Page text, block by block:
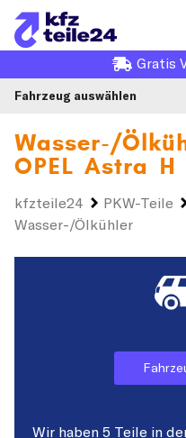
Gratis
Fahrzeug auswählen
Wasser-/
OPEL Astra H
kfzteile24 PKW-Teile
Wasser-/Ölkühler
Wir haben 5 Teile in